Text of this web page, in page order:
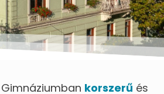
korszerű és